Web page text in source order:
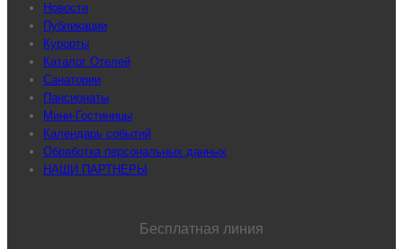
Новости
Публикации
Курорты
Каталог Отелей
Санатории
Пансионаты
Мини-Гостиницы
Календарь событий
Обработка персональных данных
НАШИ ПАРТНЕРЫ
Бесплатная линия